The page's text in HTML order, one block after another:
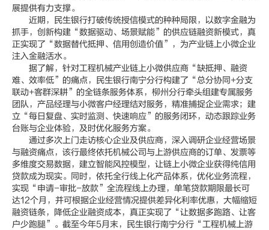
展提供有力支撑。
近期，民生银行打破传统授信模式的种种局限，以数字金融为
抓手，创新构建“数据驱动、场景赋能”的供应链融资新模式，真
正实现了“数据替代抵押、信用创造价值”，为产业链上小微企业
注入金融活水。
据了解，针对工程机械产业链上小微供应商“缺抵押、融资
难、效率低”的痛点，民生银行南宁分行构建了“总分协同+分支
联动+客群深耕”的全链条服务体系，柳州分行牵头组建专属服务
团队，产品经理与小微客户经理结对服务，精准捕捉企业需求；建
立“每日复盘、实时监测、快速响应”的服务闭环，动态跟踪业务
台账与企业体验，及时优化服务方案。
通过多次上门走访核心企业及供应商，深入调研企业经营场景
与融资痛点，该行最终依托机械公司与上游供应商的订单、发票等
多维度交易数据，建立智能风控模型，让链上小微企业获得纯信用
贷款成为现实。同时，依托全行线上化产品体系，优化业务流程，
实现“申请-审批-放款”全流程线上办理，单笔贷款期限最长可
达12个月，并可根据企业经营情况提供差异化利率优惠，大幅缩短
融资链条，降低企业融资成本，真正实现了“让数据多跑路、让客
户少跑腿”。截至今年5月末，民生银行南宁分行“工程机械上游